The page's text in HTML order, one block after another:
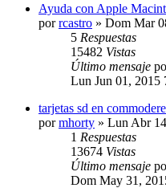
Ayuda con Apple
porrcastro » Dom Mar
5 Respuestas
15482 Vistas
Último mensaje
Lun Jun 01, 2015
tarjetas sd en
pormhorty » Lun Abr
1 Respuestas
13674 Vistas
Último mensaje
Dom May 31,